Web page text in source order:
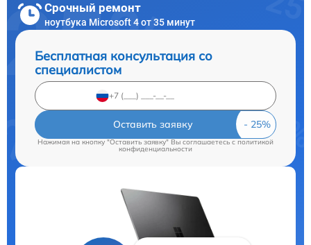
Срочный ремонт
ноутбука Microsoft 4 от 35 минут
Бесплатная консультация со
специалистом
Оставить заявку
Нажимая на кнопку "Оставить заявку" Вы соглашаетесь cполитикой
конфиденциальности